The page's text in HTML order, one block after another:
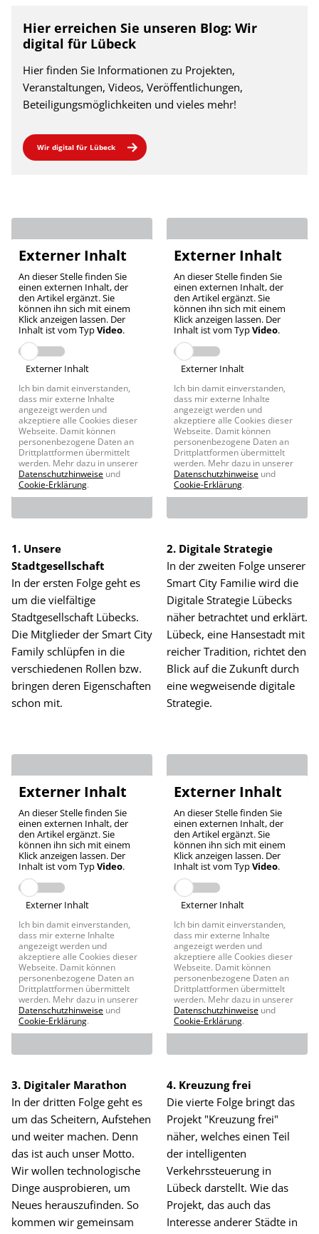
Hier erreichen Sie unseren Blog: Wir
digital für Lübeck
Hier finden Sie Informationen zu Projekten,
Veranstaltungen, Videos, Veröffentlichungen,
Beteiligungsmöglichkeiten und vieles mehr!
Wir digital für Lübeck
Externer Inhalt
An dieser Stelle finden Sie
einen externen Inhalt, der
den Artikel ergänzt. Sie
können ihn sich mit einem
Klick anzeigen lassen. Der
Inhalt ist vom TypVideo.
Externer Inhalt
Ich bin damit einverstanden,
dass mir externe Inhalte
angezeigt werden und
akzeptiere alle Cookies dieser
Webseite. Damit können
personenbezogene Daten an
Drittplattformen übermittelt
werden. Mehr dazu in unserer
Datenschutzhinweise und
Cookie-Erklärung.
1. Unsere
Stadtgesellschaft
In der ersten Folge geht es
um die vielfältige
Stadtgesellschaft Lübecks.
Die Mitglieder der Smart City
Family schlüpfen in die
verschiedenen Rollen bzw.
bringen deren Eigenschaften
schon mit.
Externer Inhalt
An dieser Stelle finden Sie
einen externen Inhalt, der
den Artikel ergänzt. Sie
können ihn sich mit einem
Klick anzeigen lassen. Der
Inhalt ist vom TypVideo.
Externer Inhalt
Ich bin damit einverstanden,
dass mir externe Inhalte
angezeigt werden und
akzeptiere alle Cookies dieser
Webseite. Damit können
personenbezogene Daten an
Drittplattformen übermittelt
werden. Mehr dazu in unserer
Datenschutzhinweise und
Cookie-Erklärung.
2. Digitale Strategie
In der zweiten Folge unserer
Smart City Familie wird die
Digitale Strategie Lübecks
näher betrachtet und erklärt.
Lübeck, eine Hansestadt mit
reicher Tradition, richtet den
Blick auf die Zukunft durch
eine wegweisende digitale
Strategie.
Externer Inhalt
An dieser Stelle finden Sie
einen externen Inhalt, der
den Artikel ergänzt. Sie
können ihn sich mit einem
Klick anzeigen lassen. Der
Inhalt ist vom TypVideo.
Externer Inhalt
Ich bin damit einverstanden,
dass mir externe Inhalte
angezeigt werden und
akzeptiere alle Cookies dieser
Webseite. Damit können
personenbezogene Daten an
Drittplattformen übermittelt
werden. Mehr dazu in unserer
Datenschutzhinweise und
Cookie-Erklärung.
3. Digitaler Marathon
In der dritten Folge geht es
um das Scheitern, Aufstehen
und weiter machen. Denn
das ist auch unser Motto.
Wir wollen technologische
Dinge ausprobieren, um
Neues herauszufinden. So
kommen wir gemeinsam
Externer Inhalt
An dieser Stelle finden Sie
einen externen Inhalt, der
den Artikel ergänzt. Sie
können ihn sich mit einem
Klick anzeigen lassen. Der
Inhalt ist vom TypVideo.
Externer Inhalt
Ich bin damit einverstanden,
dass mir externe Inhalte
angezeigt werden und
akzeptiere alle Cookies dieser
Webseite. Damit können
personenbezogene Daten an
Drittplattformen übermittelt
werden. Mehr dazu in unserer
Datenschutzhinweise und
Cookie-Erklärung.
4. Kreuzung frei
Die vierte Folge bringt das
Projekt "Kreuzung frei"
näher, welches einen Teil
der intelligenten
Verkehrssteuerung in
Lübeck darstellt. Wie das
Projekt, das auch das
Interesse anderer Städte in